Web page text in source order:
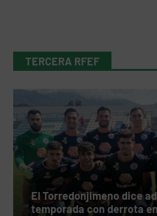
TERCERA RFEF
El Torredonjimeno dice
temporada con derrota